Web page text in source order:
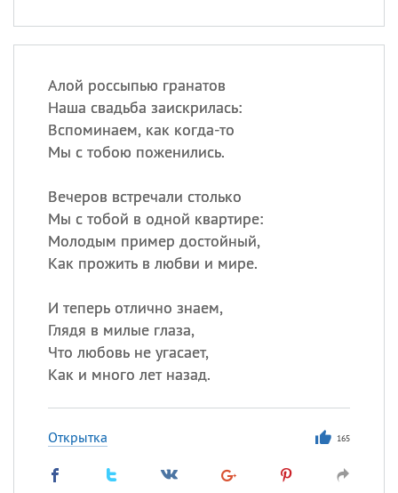
Алой россыпью гранатов
Наша свадьба заискрилась:
Вспоминаем, как когда-то
Мы с тобою поженились.
Вечеров встречали столько
Мы с тобой в одной квартире:
Молодым пример достойный,
Как прожить в любви и мире.
И теперь отлично знаем,
Глядя в милые глаза,
Что любовь не угасает,
Как и много лет назад.
Открытка 165
Посмотреть значениеи
происхождение